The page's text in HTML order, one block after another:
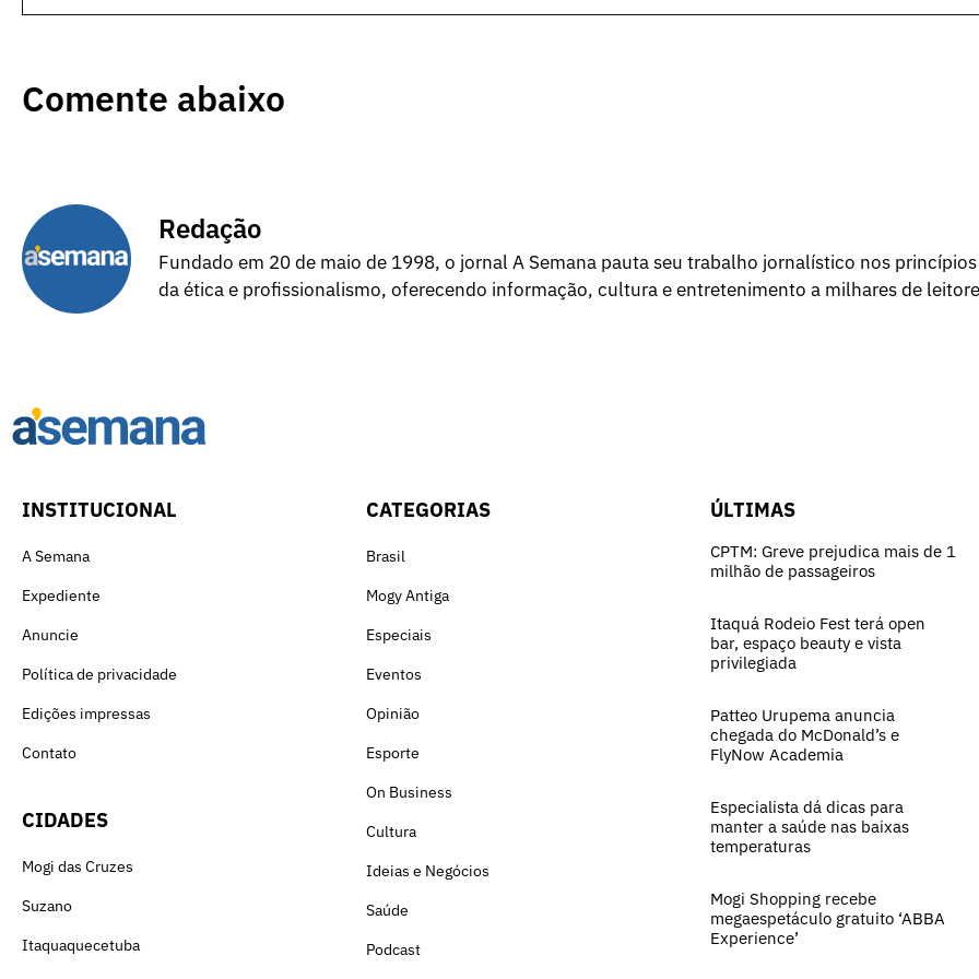
Comente abaixo
Redação
Fundado em 20 de maio de 1998, o jornal A Semana pauta seu trabalho jornalístico nos princípios
da ética e profissionalismo, oferecendo informação, cultura e entretenimento a milhares de
INSTITUCIONAL
A Semana
Expediente
Anuncie
Política de privacidade
Edições impressas
Contato
CIDADES
Mogi das Cruzes
Suzano
Itaquaquecetuba
CATEGORIAS
Brasil
Mogy Antiga
Especiais
Eventos
Opinião
Esporte
On Business
Cultura
Ideias e Negócios
Saúde
Podcast
ÚLTIMAS
CPTM: Greve prejudica mais de 1
milhão de passageiros
Itaquá Rodeio Fest terá open
bar, espaço beauty e vista
privilegiada
Patteo Urupema anuncia
chegada do McDonald’s e
FlyNow Academia
Especialista dá dicas para
manter a saúde nas baixas
temperaturas
Mogi Shopping recebe
megaespetáculo gratuito ‘ABBA
Experience’